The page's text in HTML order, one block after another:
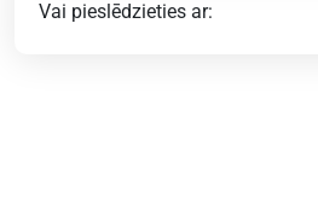
Vai pieslēdzieties ar: